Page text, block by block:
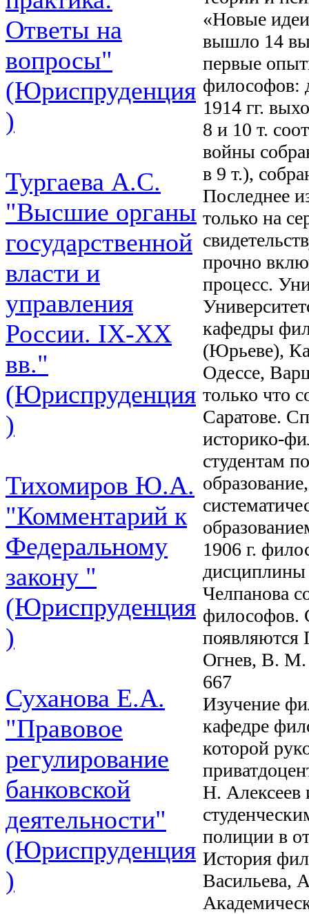
Ответы на
вопросы"
(Юриспруденция
)
Тургаева А.С.
"Высшие органы
государственной
власти и
управления
России. IХ-ХХ
вв."
(Юриспруденция
)
Тихомиров Ю.А.
"Комментарий к
Федеральному
закону "
(Юриспруденция
)
Суханова Е.А.
"Правовое
регулирование
банковской
деятельности"
(Юриспруденция
)
«Новые
вышло 14
первые
философов:
1914 гг.
8 и 10 т.
войны
в 9 т.),
Последнее
только на
прочно
процесс.
кафедры
(Юрьеве),
Одессе,
только что
Саратове.
историко-
студентам
1906 г.
Челпанова
философов.
Огнев, В. М.
667
Изучение
кафедре
которой
H. Алексеев
полиции в
История
Васильева,